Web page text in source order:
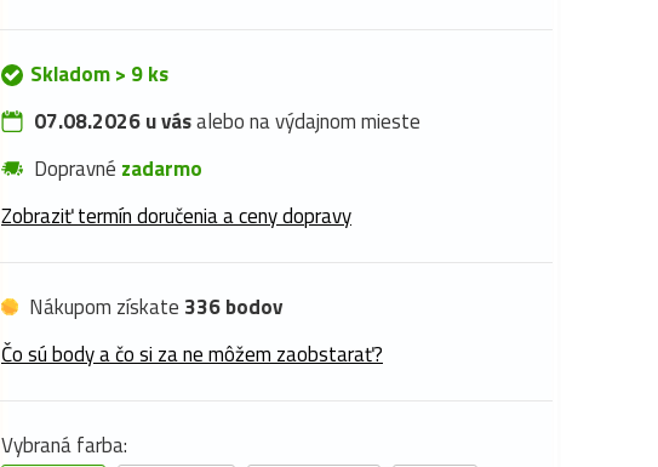
Skladom > 9 ks
07.08.2026 u vásalebo na výdajnom mieste
Dopravné zadarmo
Zobraziť termín doručenia a ceny dopravy
Nákupom získate 336 bodov
Čo sú body a čo si za ne môžem zaobstarať?
Vybraná farba: